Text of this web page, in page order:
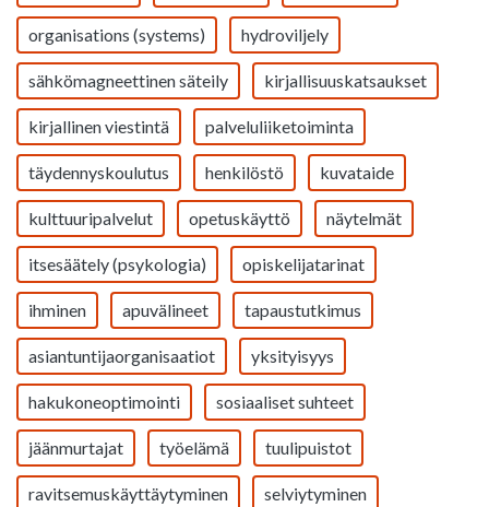
organisations (systems) hydroviljely
sähkömagneettinen säteily kirjallisuuskatsaukset
kirjallinen viestintä palveluliiketoiminta
täydennyskoulutus henkilöstö kuvataide
kulttuuripalvelut opetuskäyttö näytelmät
itsesäätely (psykologia) opiskelijatarinat
ihminen apuvälineet tapaustutkimus
asiantuntijaorganisaatiot yksityisyys
hakukoneoptimointi sosiaaliset suhteet
jäänmurtajat työelämä tuulipuistot
ravitsemuskäyttäytyminen selviytyminen